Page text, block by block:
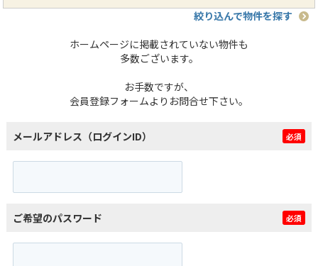
絞り込んで物件を探す
ホームページに掲載されていない物件も
多数ございます。
お手数ですが、
会員登録フォームよりお問合せ下さい。
メールアドレス（ログインID） 必須
ご希望のパスワード 必須